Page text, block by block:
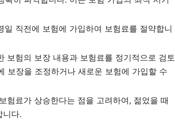
일 직전에 보험에 가입하여 보험료를 절약합니
보험의 보장 내용과 보험료를 정기적으로 검토
보장을 조정하거나 새로운 보험에 가입할 수
험료가 상승한다는 점을 고려하여, 젊었을 때
니다.